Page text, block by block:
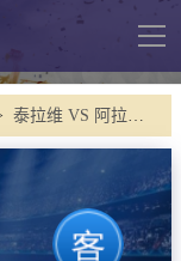
导
泰拉维 VS 阿拉吉夫杜塞提